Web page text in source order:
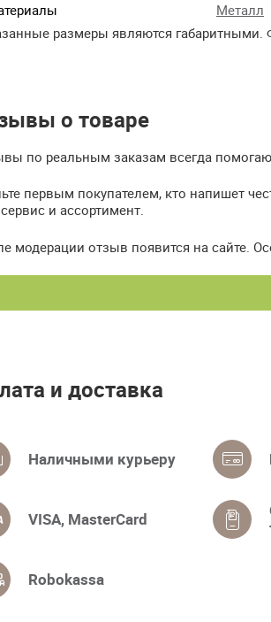
Металл
размеры являются
о товаре
по реальным заказам всегда
первым покупателем, кто напишет
и ассортимент.
модерации отзыв появится на сайте.
и доставка
Наличными курьеру
VISA, MasterCard
Robokassa